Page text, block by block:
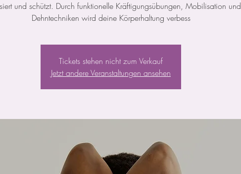
und schützt. Durch funktionelle Kräftigungsübungen, Mobilisation und
Dehntechniken wird deine Körperhaltung verbess
Tickets stehen nicht zum Verkauf
Jetzt andere Veranstaltungen ansehen